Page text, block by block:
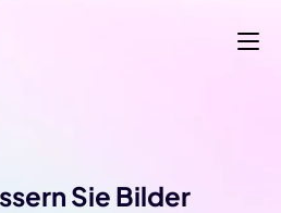
Sie Bilder